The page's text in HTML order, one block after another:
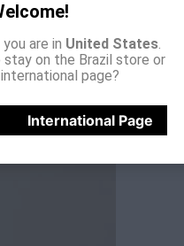
are in United States.
on the Brazil store or
page?
International Page